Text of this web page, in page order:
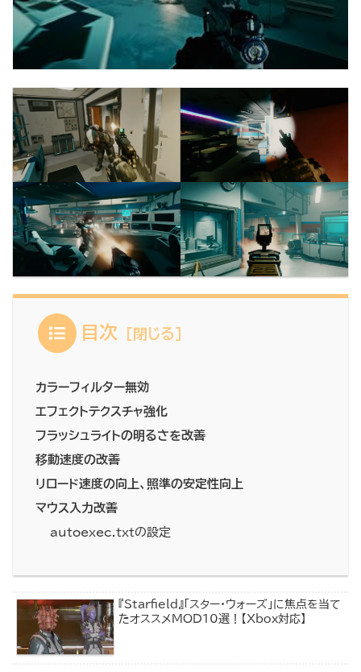
目次
カラーフィルター無効
エフェクトテクスチャ強化
フラッシュライトの明るさを改善
移動速度の改善
リロード速度の向上、照準の安定性向上
マウス入力改善
autoexec.txtの設定
『Starfield』「スター・ウォーズ」に焦点を当て
たオススメMOD10選！【Xbox対応】